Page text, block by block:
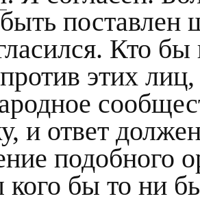
Кто
этих
и ответ
подобного
кого бы то ни